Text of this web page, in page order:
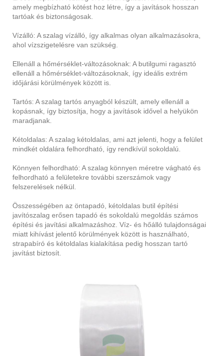
amely megbízható kötést hoz létre, így a javítások hosszan
tartóak és biztonságosak.
Vízálló: A szalag vízálló, így alkalmas olyan alkalmazásokra,
ahol vízszigetelésre van szükség.
Ellenáll a hőmérséklet-változásoknak: A butilgumi ragasztó
ellenáll a hőmérséklet-változásoknak, így ideális extrém
időjárási körülmények között is.
Tartós: A szalag tartós anyagból készült, amely ellenáll a
kopásnak, így biztosítja, hogy a javítások idővel a helyükön
maradjanak.
Kétoldalas: A szalag kétoldalas, ami azt jelenti, hogy a felület
mindkét oldalára felhordható, így rendkívül sokoldalú.
Könnyen felhordható: A szalag könnyen méretre vágható és
felhordható a felületekre további szerszámok vagy
felszerelések nélkül.
Összességében az öntapadó, kétoldalas butil építési
javítószalag erősen tapadó és sokoldalú megoldás számos
építési és javítási alkalmazáshoz. Víz- és hőálló tulajdonságai
miatt kihívást jelentő körülmények között is használható,
strapabíró és kétoldalas kialakítása pedig hosszan tartó
javítást biztosít.